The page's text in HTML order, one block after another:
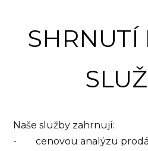
SHRNUTÍ
Naše služby zahrnují:
- cenovou analýzu